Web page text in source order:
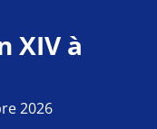
XIV à
2026